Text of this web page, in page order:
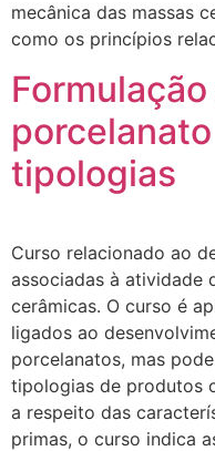
mecânica das massas
como os princípios
tipologias
Curso relacionado ao
associadas à atividade
cerâmicas. O curso é
ligados ao
porcelanatos, mas
tipologias de produtos
a respeito das
primas, o curso indica